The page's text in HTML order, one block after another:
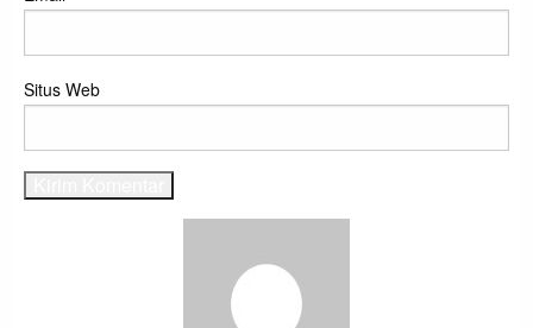
Situs Web